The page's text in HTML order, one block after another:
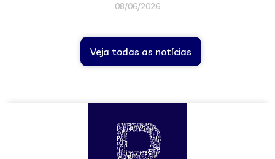
08/06/2026
Veja todas as notícias